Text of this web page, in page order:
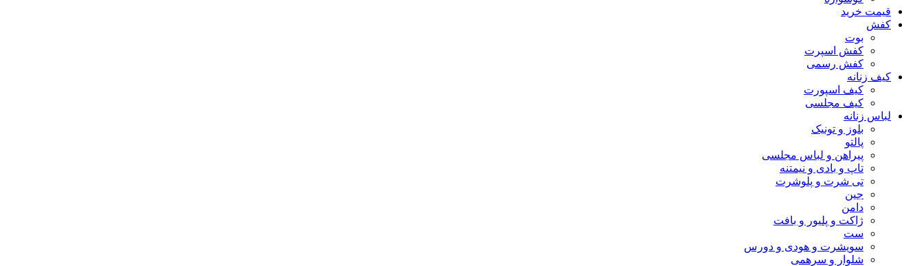
قیمت خرید
کفش
بوت
کفش اسپرت
کفش رسمی
کیف زنانه
کیف اسپورت
کیف مجلسی
لباس زنانه
بلوز و تونیک
پالتو
پیراهن و لباس مجلسی
تاپ و بادی و نیمتنه
تی شرت و پلوشرت
جین
دامن
ژاکت و پلیور و بافت
ست
سویشرت و هودی و دورس
شلوار و سرهمی